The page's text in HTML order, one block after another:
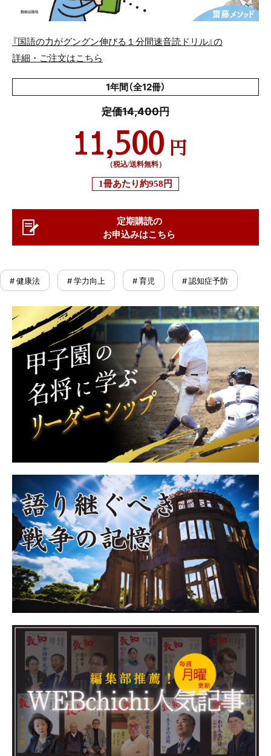
『国語の力がグングン伸びる１分間速音読ドリル』の
詳細・ご注文はこちら
1年間（全12冊）
定価14,400円
11,500 円
（税込/送料無料）
1冊あたり約958円
定期購読の
お申込みはこちら
# 健康法 # 学力向上 # 育児 # 認知症予防